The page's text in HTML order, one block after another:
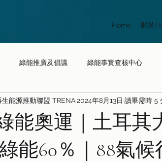
Home 關於
綠能推廣及倡議 綠能事實查核中心
本沒教你的綠能大小事 民間版能源轉型白皮書
能奧運｜土耳其
能60％｜88氣
生能源推動聯盟 TRENA2024年8月13日 讀畢需時 5